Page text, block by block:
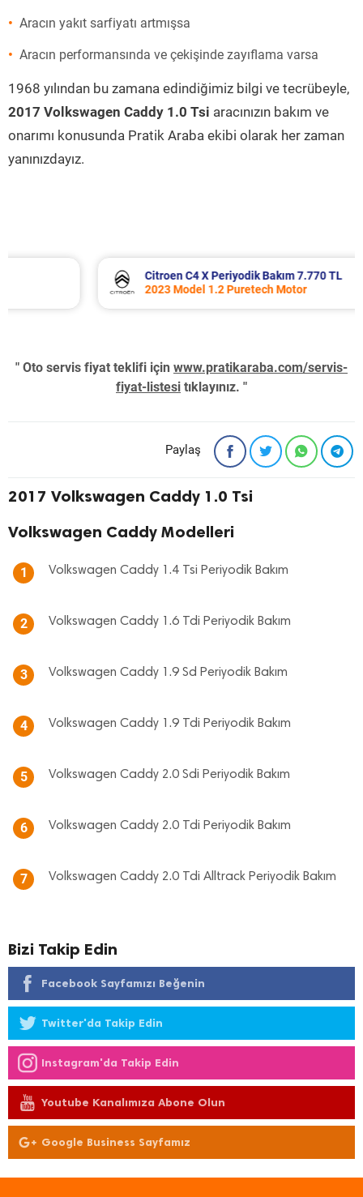
Aracın yakıt sarfiyatı artmışsa
Aracın performansında ve çekişinde zayıflama varsa
1968 yılından bu zamana edindiğimiz bilgi ve tecrübeyle,
2017 Volkswagen Caddy 1.0 Tsi aracınızın bakım ve
onarımı konusunda Pratik Araba ekibi olarak her zaman
yanınızdayız.
Citroen C4 X Periyodik Bakım 7.770 TL
2023 Model 1.2 Puretech Motor
" Oto servis fiyat teklifi için www.pratikaraba.com/servis-
fiyat-listesi tıklayınız. "
Paylaş
2017 Volkswagen Caddy 1.0 Tsi
Volkswagen Caddy Modelleri
1 Volkswagen Caddy 1.4 Tsi Periyodik Bakım
2 Volkswagen Caddy 1.6 Tdi Periyodik Bakım
3 Volkswagen Caddy 1.9 Sd Periyodik Bakım
4 Volkswagen Caddy 1.9 Tdi Periyodik Bakım
5 Volkswagen Caddy 2.0 Sdi Periyodik Bakım
6 Volkswagen Caddy 2.0 Tdi Periyodik Bakım
7 Volkswagen Caddy 2.0 Tdi Alltrack Periyodik Bakım
Bizi Takip Edin
Facebook Sayfamızı Beğenin
Twitter'da Takip Edin
Instagram'da Takip Edin
Youtube Kanalımıza Abone Olun
Google Business Sayfamız